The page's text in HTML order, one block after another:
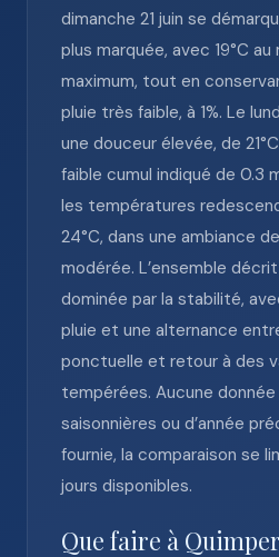
dimanche 21 juin se
plus marquée, avec 19°C
maximum, tout en
pluie très faible, à 1%. Le
une douceur élevée, de
faible cumul indiqué de 0.3
les températures
24°C, dans une ambiance
modérée. L’ensemble
dominée par la stabilité,
pluie et une alternance
ponctuelle et retour à des
tempérées. Aucune donnée
saisonnières ou d’année
fournie, la comparaison se
jours disponibles.
Que faire à